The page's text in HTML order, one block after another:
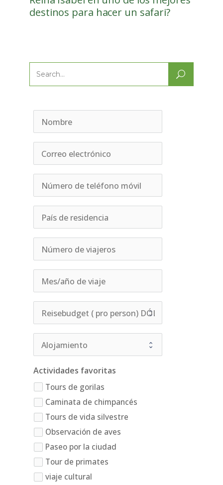
destinos para hacer un safari?
Search
Actividades favoritas
Tours de gorilas
Caminata de chimpancés
Tours de vida silvestre
Observación de aves
Paseo por la ciudad
Tour de primates
viaje cultural